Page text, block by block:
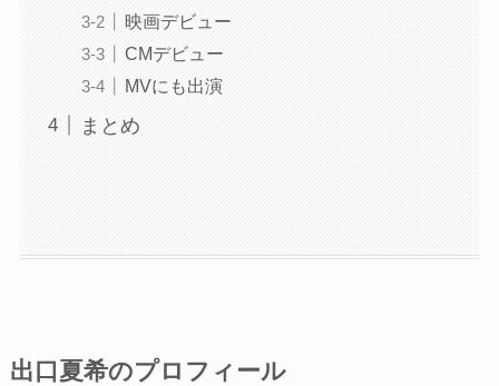
映画デビュー
CMデビュー
MVにも出演
まとめ
出口夏希のプロフィール